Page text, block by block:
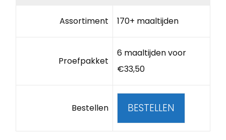
Assortiment 170+ maaltijden
Proefpakket
6 maaltijden voor
€33,50
Bestellen BESTELLEN